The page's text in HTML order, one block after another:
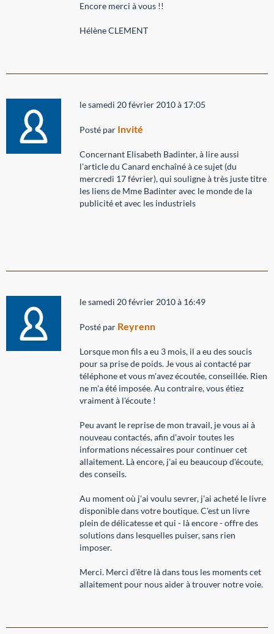
Encore merci à vous !!
Hélène CLEMENT
le samedi 20 février 2010 à 17:05
Posté par Invité
Concernant Elisabeth Badinter, à lire aussi
l'article du Canard enchaîné à ce sujet (du
mercredi 17 février), qui souligne à très juste titre
les liens de Mme Badinter avec le monde de la
publicité et avec les industriels
le samedi 20 février 2010 à 16:49
Posté par Reyrenn
Lorsque mon fils a eu 3 mois, il a eu des soucis
pour sa prise de poids. Je vous ai contacté par
téléphone et vous m'avez écoutée, conseillée. Rien
ne m'a été imposée. Au contraire, vous étiez
vraiment à l'écoute !
Peu avant le reprise de mon travail, je vous ai à
nouveau contactés, afin d'avoir toutes les
informations nécessaires pour continuer cet
allaitement. Là encore, j'ai eu beaucoup d'écoute,
des conseils.
Au moment où j'ai voulu sevrer, j'ai acheté le livre
disponible dans votre boutique. C'est un livre
plein de délicatesse et qui - là encore - offre des
solutions dans lesquelles puiser, sans rien
imposer.
Merci. Merci d'être là dans tous les moments cet
allaitement pour nous aider à trouver notre voie.